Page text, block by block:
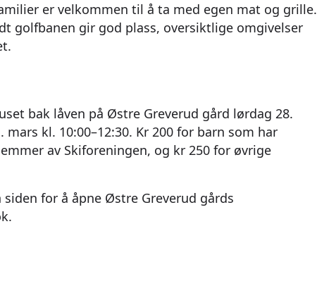
er velkommen til å ta med egen mat og grille.
golfbanen gir god plass, oversiktlige omgivelser
bak låven på Østre Greverud gård lørdag 28.
kl. 10:00–12:30. Kr 200 for barn som har
av Skiforeningen, og kr 250 for øvrige
for å åpne Østre Greverud gårds